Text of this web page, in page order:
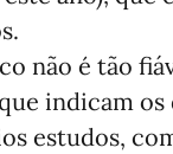
não é tão
indicam os
estudos,